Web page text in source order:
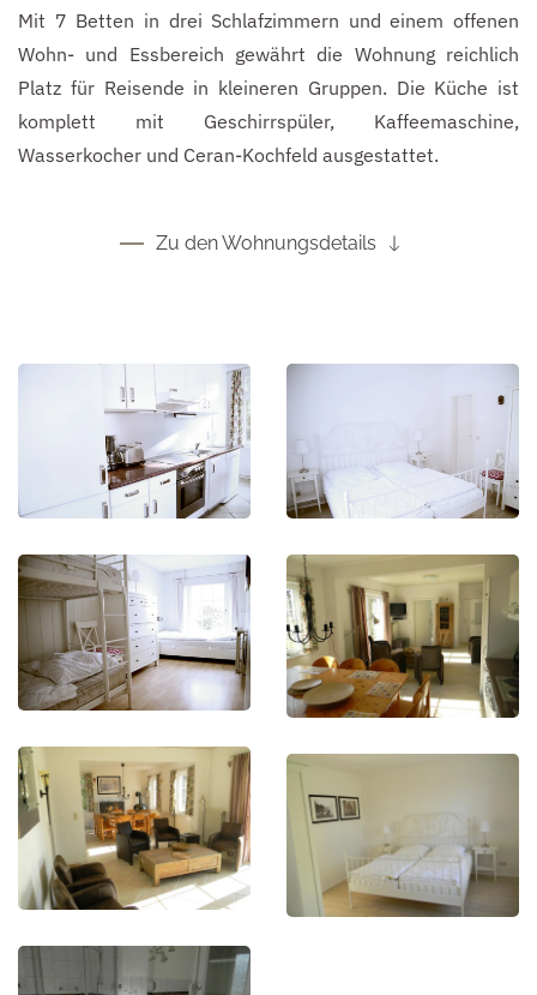
Mit 7 Betten in drei Schlafzimmern und einem offenen
Wohn- und Essbereich gewährt die Wohnung reichlich
Platz für Reisende in kleineren Gruppen. Die Küche ist
komplett mit Geschirrspüler, Kaffeemaschine,
Wasserkocher und Ceran-Kochfeld ausgestattet.
Zu den Wohnungsdetails